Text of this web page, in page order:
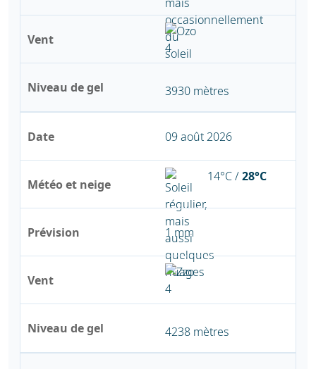
Vent
Niveau de gel 3930 mètres
Date
Météo et neige
Prévision
Vent
Niveau de gel
09 août 2026
14°C /28°C
1 mm
4238 mètres